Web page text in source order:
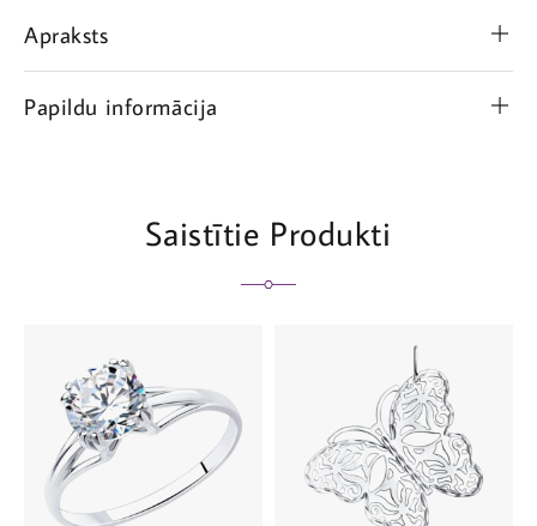
Apraksts
Papildu informācija
Saistītie Produkti